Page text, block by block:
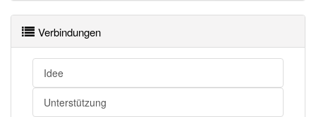
Obhut
Obhut
Verantwortung
Obhut
Verbindungen
Idee
Unterstützung